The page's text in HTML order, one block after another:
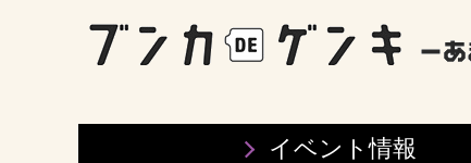
イベント情報